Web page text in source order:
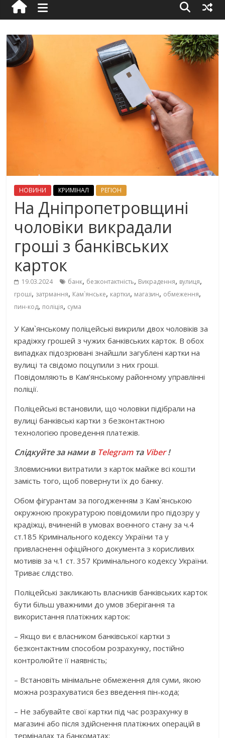
НОВИНИ КРИМІНАЛ РЕГІОН
На Дніпропетровщині
чоловіки викрадали
гроші з банківських
карток
19.03.2024 банк, безконтактність, Викрадення, вулиця,
гроші, затрмання, Кам`янське, картки, магазин, обмеження,
пин-код, поліція, сума
У Кам`янському поліцейські викрили двох чоловіків за
крадіжку грошей з чужих банківських карток. В обох
випадках підозрювані знайшли загублені картки на
вулиці та свідомо поцупили з них гроші.
Повідомляють в Кам’янському районному управлінні
поліції.
Поліцейські встановили, що чоловіки підібрали на
вулиці банківські картки з безконтактною
технологією проведення платежів.
Слідкуйте за нами в Telegramта Viber!
Зловмисники витратили з карток майже всі кошти
замість того, щоб повернути їх до банку.
Обом фігурантам за погодженням з Кам`янською
окружною прокуратурою повідомили про підозру у
крадіжці, вчиненій в умовах воєнного стану за ч.4
ст.185 Кримінального кодексу України та у
привласненні офіційного документа з корисливих
мотивів за ч.1 ст. 357 Кримінального кодексу України.
Триває слідство.
Поліцейські закликають власників банківських карток
бути більш уважними до умов зберігання та
використання платіжних карток:
– Якщо ви є власником банківської картки з
безконтактним способом розрахунку, постійно
контролюйте її наявність;
– Встановіть мінімальне обмеження для суми, якою
можна розрахуватися без введення пін-кода;
– Не забувайте свої картки під час розрахунку в
магазині або після здійснення платіжних операцій в
терміналах та банкоматах;